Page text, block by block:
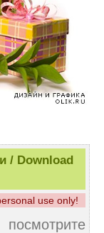
/ Download
use only!